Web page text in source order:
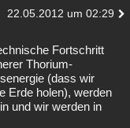
22.05.2012 um 02:29
Fortschritt
Thorium-
(dass wir
Erde holen), werden
und wir werden in